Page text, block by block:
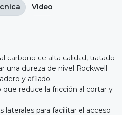
carbono de alta calidad, tratado
una dureza de nivel Rockwell
y afilado.
que reduce la fricción al cortar y
laterales para facilitar el acceso
Video